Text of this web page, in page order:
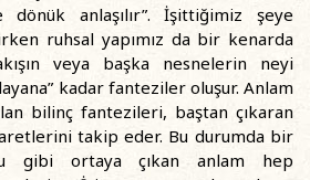
anlaşılır”. İşittiğimiz şeye
ruhsal yapımız da bir kenarda
veya başka nesnelerin neyi
kadar fanteziler oluşur. Anlam
bilinç fantezileri, baştan çıkaran
takip eder. Bu durumda bir
gibi ortaya çıkan anlam hep